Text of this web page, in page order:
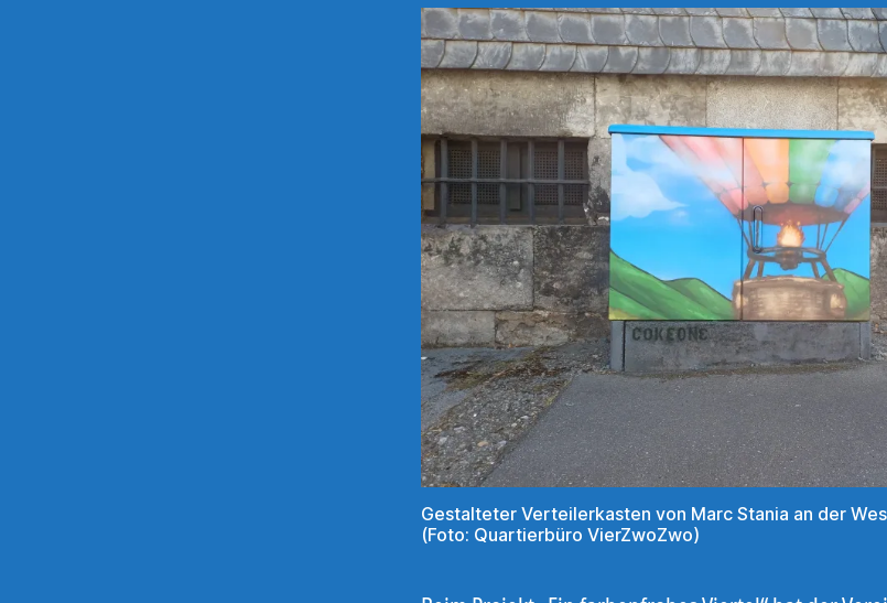
Gestalteter Verteilerkasten von Marc Stania an der
(Foto: Quartierbüro VierZwoZwo)